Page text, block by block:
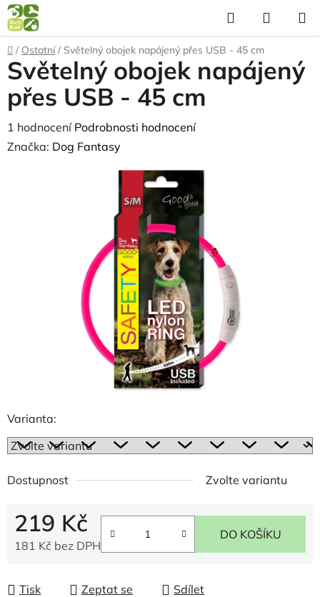
Přejít
na
obsah
Hledat
KOŠÍK
Domů
/ Ostatní / Světelný obojek napájený přes USB - 45 cm
Varianta:
Dostupnost Zvolte variantu
219 Kč
181 Kč bez DPH
DO KOŠÍKU
Tisk Zeptat se Sdílet
Světelný obojek napájený
přes USB - 45 cm
Průměrné
hodnocení
1 hodnocení Podrobnosti hodnocení
Značka: Dog Fantasy